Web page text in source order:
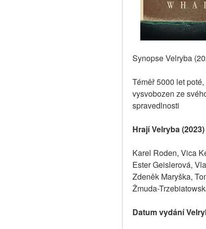
Synopse Velryba
Téměř 5000 let
vysvobozen ze
spravedlnosti
Hrají Velryba (2023)
Karel Roden, Vica
Ester Geislerová,
Zdeněk Maryška,
Żmuda-
Datum vydání